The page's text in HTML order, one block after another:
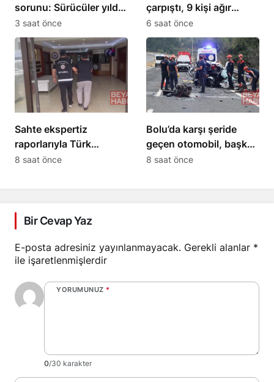
sorunu: Sürücüler yılda
40 litre yakıt harcıyor
3 saat önce
çarpıştı, 9 kişi ağır
yaralandı
6 saat önce
Sahte ekspertiz
raporlarıyla Türk
vatandaşlığı kazandıran
8 saat önce
Bolu’da karşı şeride
geçen otomobil, başka
bir araçla çarpıştı: 1 ölü,
8 saat önce
Bir Cevap Yaz
E-posta adresiniz yayınlanmayacak. Gerekli alanlar *
ile işaretlenmişlerdir
YORUMUNUZ *
0/30 karakter